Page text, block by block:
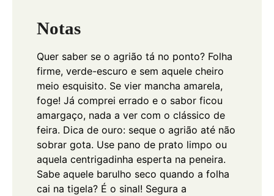
Notas
Quer saber se o agrião tá no ponto? Folha
firme, verde-escuro e sem aquele cheiro
meio esquisito. Se vier mancha amarela,
foge! Já comprei errado e o sabor ficou
amargaço, nada a ver com o clássico de
feira. Dica de ouro: seque o agrião até não
sobrar gota. Use pano de prato limpo ou
aquela centrigadinha esperta na peneira.
Sabe aquele barulho seco quando a folha
cai na tigela? É o sinal! Segura a